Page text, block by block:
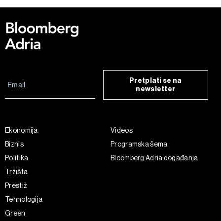
Pretplati se na
newsletter
Ekonomija
Biznis
Politika
Tržišta
Prestiž
Tehnologija
Green
Videos
Programska šema
Bloomberg Adria događanja